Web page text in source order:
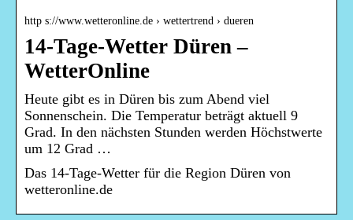
http s://www.wetteronline.de › wettertrend › dueren
14-Tage-Wetter Düren –
WetterOnline
Heute gibt es in Düren bis zum Abend viel
Sonnenschein. Die Temperatur beträgt aktuell 9
Grad. In den nächsten Stunden werden Höchstwerte
um 12 Grad …
Das 14-Tage-Wetter für die Region Düren von
wetteronline.de